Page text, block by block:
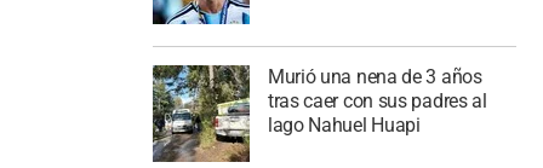
Murió una nena de 3 años
tras caer con sus padres al
lago Nahuel Huapi